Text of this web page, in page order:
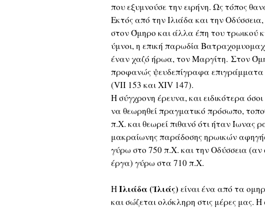
που εξυμνούσε την ειρήνη. Ως τόπος
Εκτός από την Ιλιάδα και την
στον Όμηρο και άλλα έπη του τρωικού
ύμνοι, η επική παρωδία
έναν χαζό ήρωα, τον Μαργίτη. Στον
προφανώς ψευδεπίγραφα επιγράμματα
(VII 153 και XIV 147).
Η σύγχρονη έρευνα, και ειδικότερα
να θεωρηθεί πραγματικό πρόσωπο,
π.Χ. και θεωρεί πιθανό ότι ήταν Ίωνας
μακραίωνης παράδοσης ηρωικών
γύρω στο 750 π.Χ. και την Οδύσσεια (αν
έργα) γύρω στα 710 π.Χ.
ΗΙλιάδα (Ἰλιάς) είναι ένα από τα
και σώζεται ολόκληρη στις μέρες μας.